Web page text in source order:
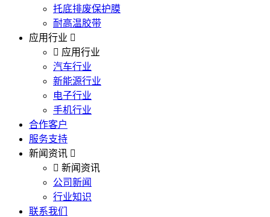
托底排废保护膜
耐高温胶带
应用行业
应用行业
汽车行业
新能源行业
电子行业
手机行业
合作客户
服务支持
新闻资讯
新闻资讯
公司新闻
行业知识
联系我们